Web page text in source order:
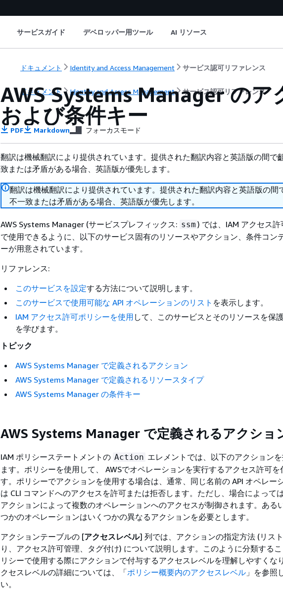
サービスガイド デベロッパー用ツール AI リソース
ドキュメント Identity and Access Management サービス認可リファレンス
ドキュメント Identity and Access Management サービス認可リファレンス
AWS Systems Manager のア
および条件キー
PDF Markdown フォーカスモード
翻訳は機械翻訳により提供されています。提供された翻訳内容と英語版の間で
致または矛盾がある場合、英語版が優先します。
翻訳は機械翻訳により提供されています。提供された翻訳内容と英語版の間
不一致または矛盾がある場合、英語版が優先します。
AWS Systems Manager (サービスプレフィックス: ssm ) では、IAM アクセス
で使用できるように、以下のサービス固有のリソースやアクション、条件コン
ーが用意されています。
リファレンス:
このサービスを設定する方法について説明します。
このサービスで使用可能な API オペレーションのリスト を表示します。
IAM アクセス許可ポリシーを使用 して、このサービスとそのリソースを保
を学びます。
トピック
AWS Systems Manager で定義されるアクション
AWS Systems Manager で定義されるリソースタイプ
AWS Systems Manager の条件キー
AWS Systems Manager で定義されるアクショ
IAM ポリシーステートメントの Action エレメントでは、以下のアクション
ます。ポリシーを使用して、 AWSでオペレーションを実行するアクセス許可を
す。ポリシーでアクションを使用する場合は、通常、同じ名前の API オペレー
は CLI コマンドへのアクセスを許可または拒否します。ただし、場合によって
アクションによって複数のオペレーションへのアクセスが制御されます。ある
つかのオペレーションはいくつかの異なるアクションを必要とします。
アクションテーブルの [アクセスレベル] 列では、アクションの指定方法 (リス
り、アクセス許可管理、タグ付け) について説明します。このように分類する
リシーで使用する際にアクションで付与するアクセスレベルを理解しやすくな
クセスレベルの詳細については、「ポリシー概要内のアクセスレベル 」を参照
い。